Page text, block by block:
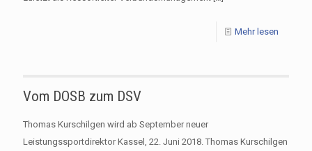
Mehr lesen
Vom DOSB zum DSV
Thomas Kurschilgen wird ab September neuer
Leistungssportdirektor Kassel, 22. Juni 2018. Thomas Kurschilgen